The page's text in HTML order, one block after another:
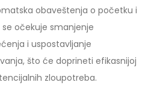
obaveštenja o početku i
očekuje smanjenje
i uspostavljanje
što će doprineti efikasnijoj
zloupotreba.